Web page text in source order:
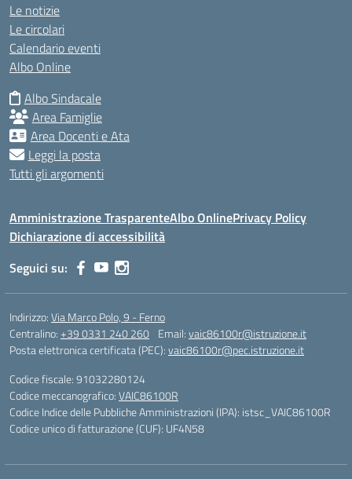
Le notizie
Le circolari
Calendario eventi
Albo Online
Albo Sindacale
Area Famiglie
Area Docenti e Ata
Leggi la posta
Tutti gli argomenti
Amministrazione TrasparenteAlbo OnlinePrivacy Policy
Dichiarazione di accessibilità
Seguici su:
Indirizzo:Via Marco Polo, 9 - Ferno
Centralino:+39 0331 240 260 Email:vaic86100r@istruzione.it
Posta elettronica certificata (PEC):vaic86100r@pec.istruzione.it
Codice fiscale: 91032280124
Codice meccanografico:VAIC86100R
Codice Indice delle Pubbliche Amministrazioni (IPA): istsc_VAIC86100R
Codice unico di fatturazione (CUF): UF4N58